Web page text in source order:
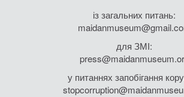
із загальних питань:
для ЗМІ:
у питаннях запобігання